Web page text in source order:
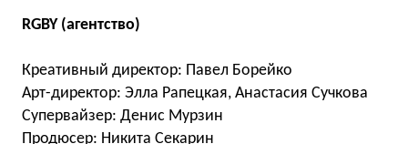
RGBY (агентство)
Креативный директор: Павел Борейко
Арт-директор: Элла Рапецкая, Анастасия Сучкова
Супервайзер: Денис Мурзин
Продюсер: Никита Секарин